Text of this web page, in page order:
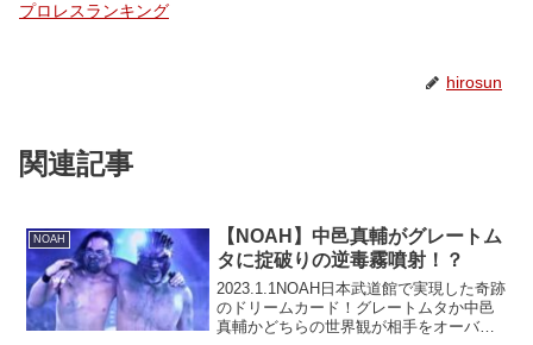
プロレスランキング
hirosun
関連記事
NOAH
【NOAH】中邑真輔がグレートム
タに掟破りの逆毒霧噴射！？
2023.1.1NOAH日本武道館で実現した奇跡
のドリームカード！グレートムタか中邑
真輔かどちらの世界観が相手をオーバー